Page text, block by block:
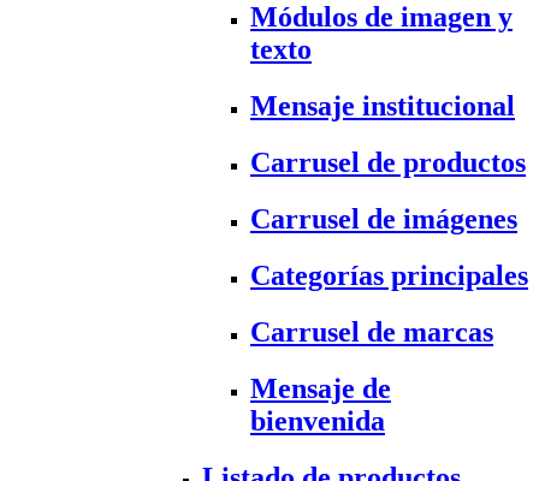
Módulos de imagen y
texto
Mensaje institucional
Carrusel de productos
Carrusel de imágenes
Categorías principales
Carrusel de marcas
Mensaje de
bienvenida